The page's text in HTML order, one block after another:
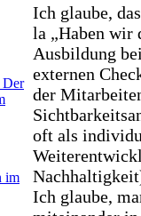
Der
im
Ich glaube,
la „Haben wir
Ausbildung
externen
der
oft als
Ich glaube,